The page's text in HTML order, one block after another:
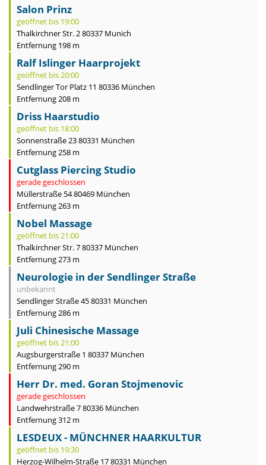
Salon Prinz
geöffnet bis 19:00
Thalkirchner Str. 2 80337 Munich
Entfernung 198 m
Ralf Islinger Haarprojekt
geöffnet bis 20:00
Sendlinger Tor Platz 11 80336 München
Entfernung 208 m
Driss Haarstudio
geöffnet bis 18:00
Sonnenstraße 23 80331 München
Entfernung 258 m
Cutglass Piercing Studio
gerade geschlossen
Müllerstraße 54 80469 München
Entfernung 263 m
Nobel Massage
geöffnet bis 21:00
Thalkirchner Str. 7 80337 München
Entfernung 273 m
Neurologie in der Sendlinger Straße
unbekannt
Sendlinger Straße 45 80331 München
Entfernung 286 m
Juli Chinesische Massage
geöffnet bis 21:00
Augsburgerstraße 1 80337 München
Entfernung 290 m
Herr Dr. med. Goran Stojmenovic
gerade geschlossen
Landwehrstraße 7 80336 München
Entfernung 312 m
LESDEUX - MÜNCHNER HAARKULTUR
geöffnet bis 19:30
Herzog-Wilhelm-Straße 17 80331 München